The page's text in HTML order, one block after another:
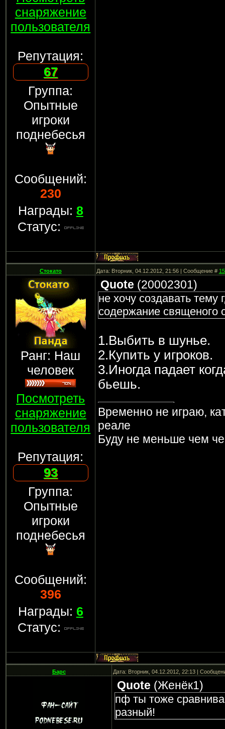
снаряжение
пользователя
Репутация:
67
Группа:
Опытные
игроки
поднебесья
Сообщений:
230
Награды: 8
Статус:
Стокато Дата: Вторник, 04.12.2012, 21:56 | Сообщение #15
Ранг: Наш
человек
Посмотреть
снаряжение
пользователя
Репутация:
93
Группа:
Опытные
игроки
поднебесья
Сообщений:
396
Награды: 6
Статус:
Quote (20002301)
не хочу создавать тему
содержание священого
1.Выбить в шунье.
2.Купить у игроков.
3.Иногда падает
бьешь.
Временно не играю,
реале
Буду не меньше чем
Барс Дата: Вторник, 04.12.2012, 22:13 |
Quote (Женёк1)
пф ты тоже
разный!